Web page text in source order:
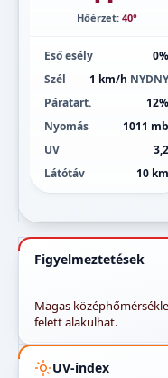
Hőérzet: 40°
Eső esély
0%
Szél
1 km/h NYDNY
Páratart.
12%
Nyomás
1011 mb
UV
3,2
Látótáv
10 km
Figyelmeztetések
Magas
felett alakulhat.
UV-index